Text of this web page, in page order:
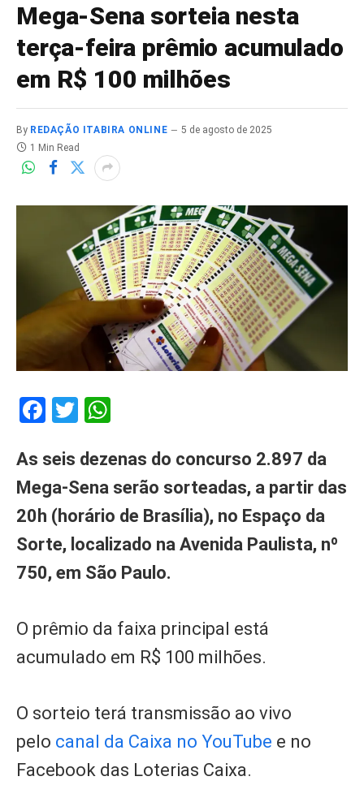
Mega-Sena sorteia nesta
terça-feira prêmio acumulado
em R$ 100 milhões
By REDAÇÃO ITABIRA ONLINE
5 de agosto de 2025
1 Min Read
Facebook
Twitter
As seis dezenas do concurso 2.897 da
Mega-Sena serão sorteadas, a partir das
20h (horário de Brasília), no Espaço da
Sorte, localizado na Avenida Paulista, nº
750, em São Paulo.
O prêmio da faixa principal está
acumulado em R$ 100 milhões.
O sorteio terá transmissão ao vivo
pelo canal da Caixa no YouTube e no
Facebook das Loterias Caixa.